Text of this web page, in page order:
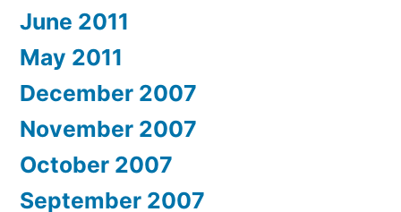
June 2011
May 2011
December 2007
November 2007
October 2007
September 2007